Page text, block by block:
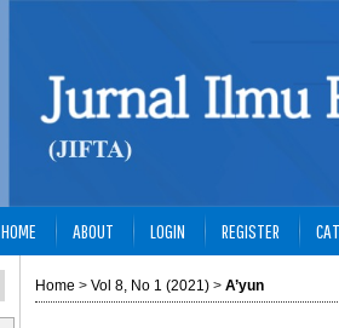
HOME ABOUT LOGIN REGISTER
Home > Vol 8, No 1 (2021) > A’yun